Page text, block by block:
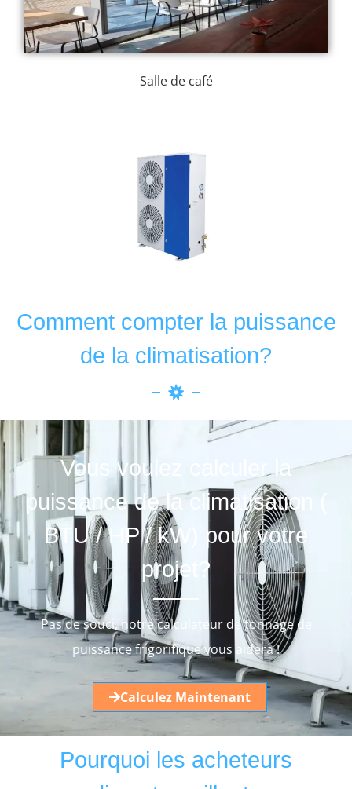
Salle de café
Comment compter la puissance
de la climatisation?
Vous voulez calculer la
puissance de la climatisation (
BTU / HP / kW) pour votre
projet?
Pas de souci, notre calculateur de tonnage de
puissance frigorifique vous aidera !
Calculez Maintenant
Pourquoi les acheteurs